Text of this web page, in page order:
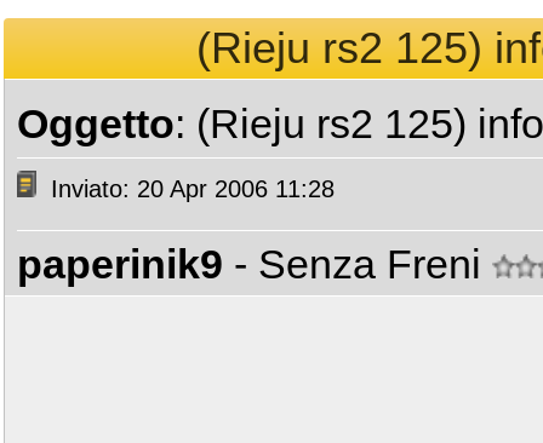
(Rieju rs2 125)
Oggetto: (Rieju rs2 125)
Inviato: 20 Apr 2006 11:28
paperinik9 - Senza Freni